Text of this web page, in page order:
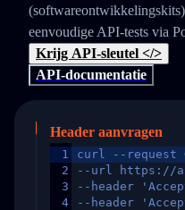
eenvoudige API-tests via
Krijg API-sleutel </>
API-documentatie
Header aanvragen
1
2
3
4
curl --request
--url https://
--header
--header